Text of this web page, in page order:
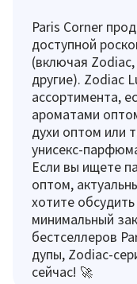
Paris Corner
доступной
(включая
другие). Zodiac
ассортимента,
ароматами
духи оптом или
унисекс-
Если вы ищете
оптом,
хотите
минимальный
бестселлеров
дупы, Zodiac-
сейчас! 🚀